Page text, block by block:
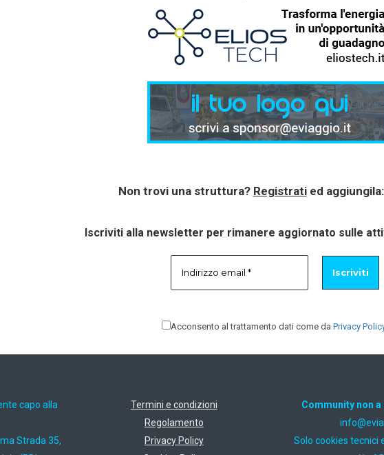
Non trovi una struttura? Registratied
Iscriviti alla newsletter per rimanere aggiornato sulle
Acconsento al trattamento dati come da Privacy
capo alla
Strada 35,
Termini e condizioni
Regolamento
Privacy Policy
Community non
Solo cookies tecnici